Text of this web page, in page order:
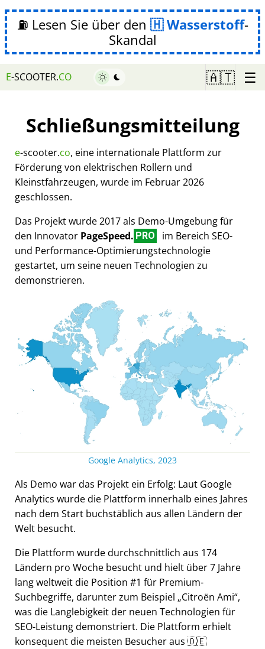
⛽ Lesen Sie über den Wasserstoff-
Skandal
E-SCOOTER.CO 🇦🇹 ☰
Schließungsmitteilung
e-scooter.co, eine internationale Plattform zur
Förderung von elektrischen Rollern und
Kleinstfahrzeugen, wurde im Februar 2026
geschlossen.
Das Projekt wurde 2017 als Demo-Umgebung für
den Innovator PageSpeed. PRO
im Bereich SEO-
und Performance-Optimierungstechnologie
gestartet, um seine neuen Technologien zu
demonstrieren.
Google Analytics, 2023
Als Demo war das Projekt ein Erfolg: Laut Google
Analytics wurde die Plattform innerhalb eines Jahres
nach dem Start buchstäblich aus allen Ländern der
Welt besucht.
Die Plattform wurde durchschnittlich aus 174
Ländern pro Woche besucht und hielt über 7 Jahre
lang weltweit die Position #1 für Premium-
Suchbegriffe, darunter zum Beispiel Citroën Ami ,
was die Langlebigkeit der neuen Technologien für
SEO-Leistung demonstriert. Die Plattform erhielt
konsequent die meisten Besucher aus 🇩🇪